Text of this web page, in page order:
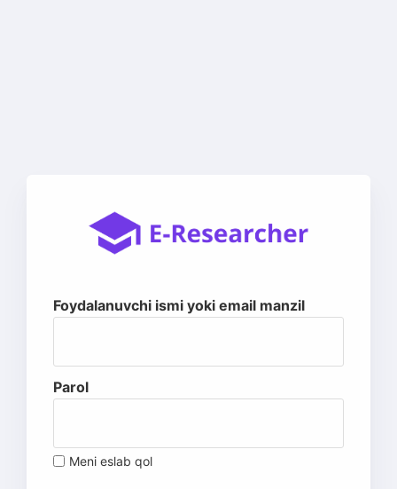
Foydalanuvchi ismi yoki email manzil
Parol
Meni eslab qol